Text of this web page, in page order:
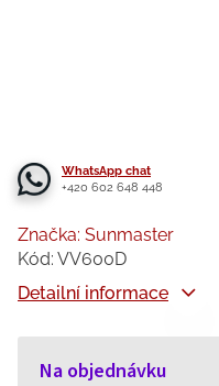
WhatsApp chat
+420 602 648 448
Na objednávku
Detailní informace
Značka: Sunmaster
Kód: VV600D